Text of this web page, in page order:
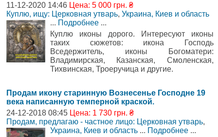
11-12-2020 14:46 Цена: 5 000 грн. ₴
Куплю, ищу: Церковная утварь, Украина, Киев и область
... Подробнее ...
Куплю иконы дорого. Интересуют иконы
таких сюжетов: икона Господь
Вседержитель, иконы Богоматери:
Владимирская, Казанская, Смоленская,
Тихвинская, Троеручица и другие.
Продам икону старинную Вознесенье Господне 19
века написанную темперной краской.
24-12-2018 08:45 Цена: 1 730 грн. ₴
Продам, предлагаю - частное лицо: Церковная утварь,
Украина, Киев и область ... Подробнее ...